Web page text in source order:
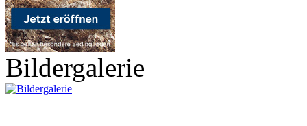
Bildergalerie